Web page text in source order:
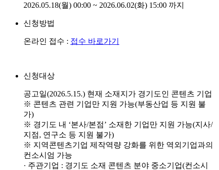
2026.05.18(월) 00:00 ~ 2026.06.02(화) 15:00 까지
신청방법
온라인 접수 : 접수 바로가기
신청대상
공고일(2026.5.15.) 현재 소재지가 경기도인 콘텐츠 기업
※ 콘텐츠 관련 기업만 지원 가능(부동산업 등 지원 불
가)
※ 경기도 내 ‘본사/본점’ 소재한 기업만 지원 가능(지사/
지점, 연구소 등 지원 불가)
※ 지역콘텐츠기업 제작역량 강화를 위한 역외기업과의
컨소시엄 가능
· 주관기업 : 경기도 소재 콘텐츠 분야 중소기업(컨소시